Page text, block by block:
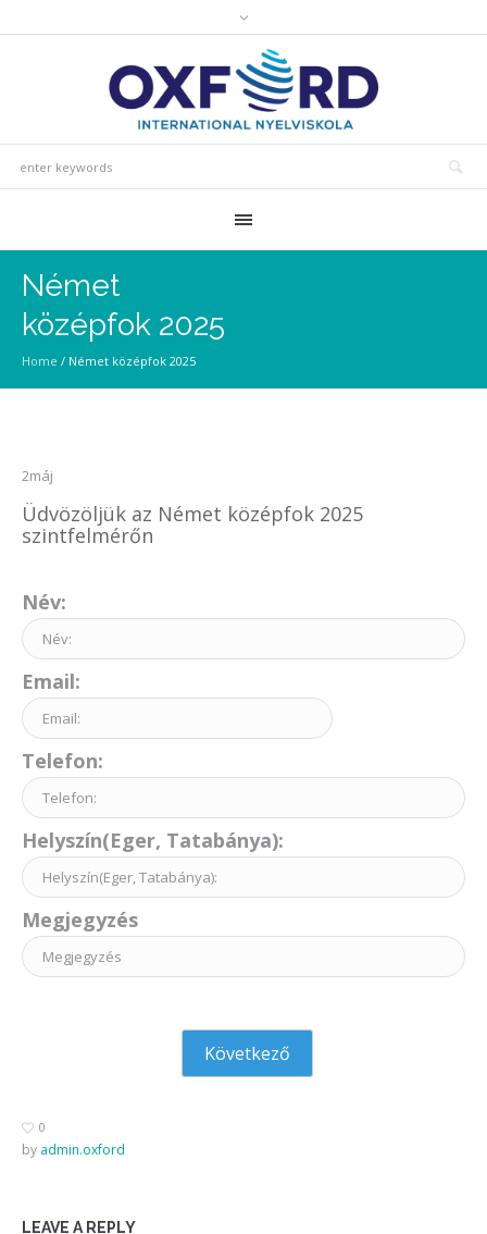
Német
középfok 2025
Home / Német középfok 2025
2máj
Üdvözöljük az Német középfok 2025
szintfelmérőn
Név:
Email:
Telefon:
Helyszín(Eger, Tatabánya):
Megjegyzés
Következő
0
by admin.oxford
LEAVE A REPLY